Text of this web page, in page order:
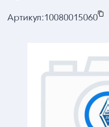
Артикул:10080015060